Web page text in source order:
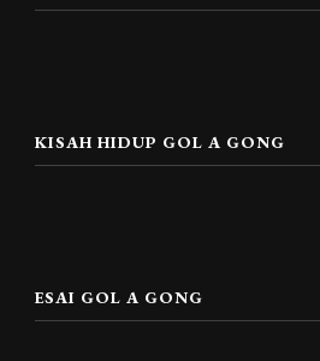
KISAH HIDUP GOL A GONG
ESAI GOL A GONG